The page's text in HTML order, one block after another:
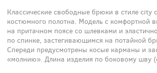
Классические свободные брюки в стиле city
костюмного полотна. Модель с комфортной
на притачном поясе со шлевками и
по спинке, застегивающимся на потайной
Спереди предусмотрены косые карманы и
«молнию». Длина изделия по боковому шву